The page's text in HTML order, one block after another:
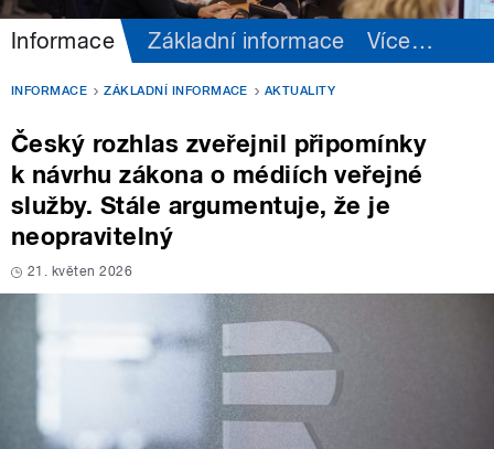
Informace Základní informace Více…
INFORMACE ZÁKLADNÍ INFORMACE AKTUALITY
Český rozhlas zveřejnil připomínky
k návrhu zákona o médiích veřejné
služby. Stále argumentuje, že je
neopravitelný
21. květen 2026